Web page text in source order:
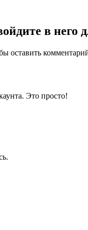
в него
оставить
Это просто!